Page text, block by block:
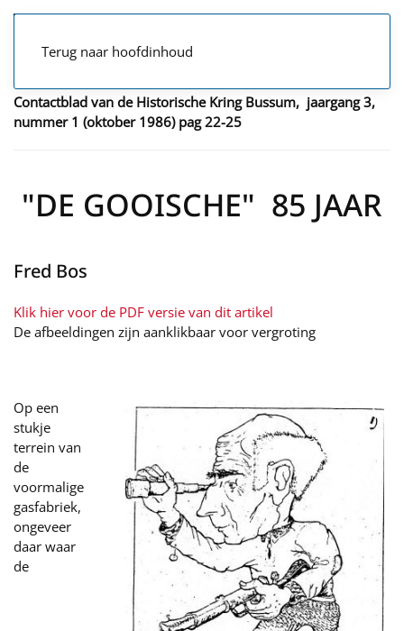
Terug naar hoofdinhoud
Contactblad van de Historische Kring Bussum, jaargang 3,
nummer 1 (oktober 1986) pag 22-25
"DE GOOISCHE" 85 JAAR
Fred Bos
Klik hier voor de PDF versie van dit artikel
De afbeeldingen zijn aanklikbaar voor vergroting
Op een
stukje
terrein van
de
voormalige
gasfabriek,
ongeveer
daar waar
de